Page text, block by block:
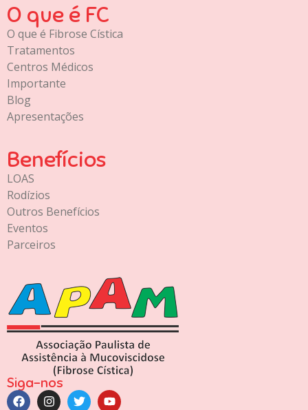
O que é FC
O que é Fibrose Cística
Tratamentos
Centros Médicos
Importante
Blog
Apresentações
Benefícios
LOAS
Rodízios
Outros Benefícios
Eventos
Parceiros
Siga-nos